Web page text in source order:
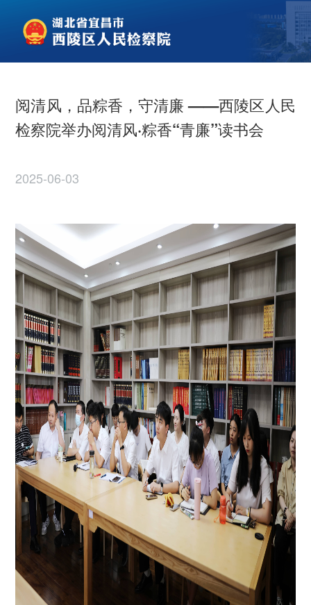
阅清风，品粽香，守清廉 ——西陵区人民
检察院举办阅清风·粽香“青廉”读书会
2025-06-03